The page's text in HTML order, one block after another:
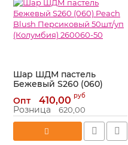
Шар ШДМ пастель
Бежевый S260 (060)
Peach Blush Персиковый
50шт/уп (Колумбия)
260060-50
Артикул: 260060-50
Опт 410,00 руб
Розница 620,00